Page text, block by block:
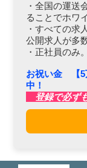
・全国の運送
ることでホワ
・すべての求
公開求人が多
・正社員のみ
お祝い金 【5
中！
登録で必ず